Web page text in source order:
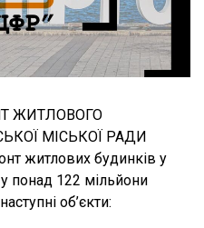
ЖИТЛОВОГО
МІСЬКОЇ РАДИ
житлових будинків у
понад 122 мільйони
об’єкти: